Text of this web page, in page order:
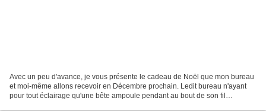
Avec un peu d'avance, je vous présente le cadeau de Noël que mon bureau
et moi-même allons recevoir en Décembre prochain. Ledit bureau n'ayant
pour tout éclairage qu'une bête ampoule pendant au bout de son fil